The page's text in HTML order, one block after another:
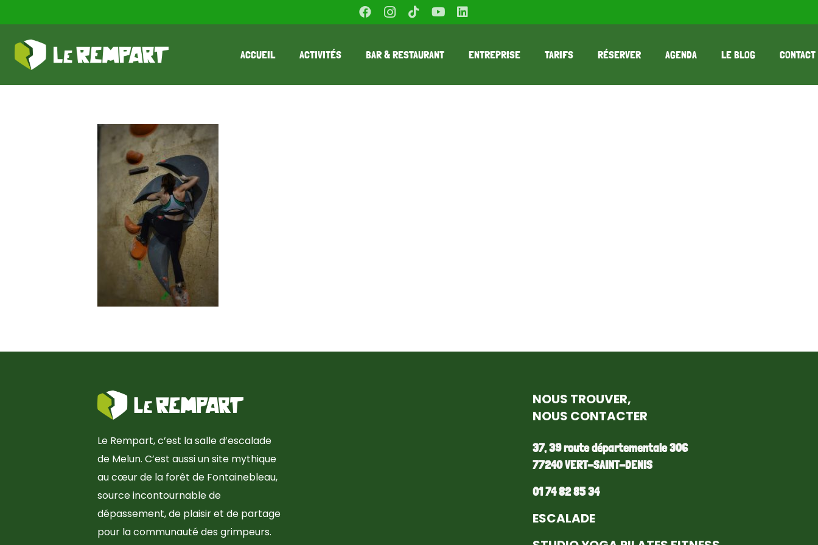
ACCUEIL ACTIVITÉS BAR & RESTAURANT ENTREPRISE TARIFS RÉSERVER AGENDA LE BLOG CONTACT
Le Rempart, c’est la salle d’escalade
de Melun. C’est aussi un site mythique
au cœur de la forêt de Fontainebleau,
source incontournable de
dépassement, de plaisir et de partage
pour la communauté des grimpeurs.
NOUS TROUVER,
NOUS CONTACTER
37, 39 route départementale 306
77240 VERT-SAINT-DENIS
01 74 82 85 34
ESCALADE